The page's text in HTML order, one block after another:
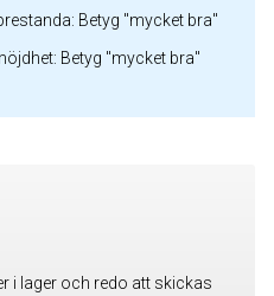
Betyg "mycket bra"
Betyg "mycket bra"
i lager och redo att skickas